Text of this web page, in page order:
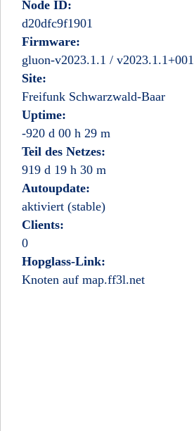
Node ID:
d20dfc9f1901
Firmware:
gluon-v2023.1.1 / v2023.1.1+001
Site:
Freifunk Schwarzwald-Baar
Uptime:
-920 d 00 h 29 m
Teil des Netzes:
919 d 19 h 30 m
Autoupdate:
aktiviert (stable)
Clients:
0
Hopglass-Link:
Knoten auf map.ff3l.net